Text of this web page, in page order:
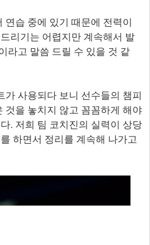
연습 중에 있기 때문에 전력이
리기는 어렵지만 계속해서 발
라고 말씀 드릴 수 있을 것 같
사용되다 보니 선수들의 챔피
것을 놓치지 않고 꼼꼼하게 해야
. 저희 팀 코치진의 실력이 상당
하면서 정리를 계속해 나가고